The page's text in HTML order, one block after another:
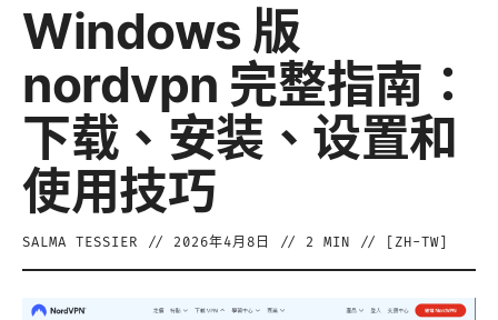
Windows 版
nordvpn 完整指南：
下载、安装、设置和
使用技巧
SALMA TESSIER // 2026年4月8日 // 2 MIN // [ ZH-TW